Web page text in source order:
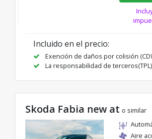
Incluido en el precio:
Exención de daños por colisión
La responsabilidad de terceros(TPL)
Skoda Fabia new at o similar
Aire